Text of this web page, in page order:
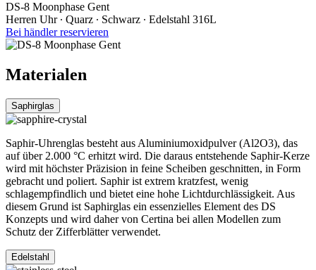
DS-8 Moonphase Gent
Herren Uhr ∙ Quarz ∙ Schwarz ∙ Edelstahl 316L
Bei händler reservieren
Materialen
Saphirglas
Saphir-Uhrenglas besteht aus Aluminiumoxidpulver (Al2O3), das
auf über 2.000 °C erhitzt wird. Die daraus entstehende Saphir-Kerze
wird mit höchster Präzision in feine Scheiben geschnitten, in Form
gebracht und poliert. Saphir ist extrem kratzfest, wenig
schlagempfindlich und bietet eine hohe Lichtdurchlässigkeit. Aus
diesem Grund ist Saphirglas ein essenzielles Element des DS
Konzepts und wird daher von Certina bei allen Modellen zum
Schutz der Zifferblätter verwendet.
Edelstahl